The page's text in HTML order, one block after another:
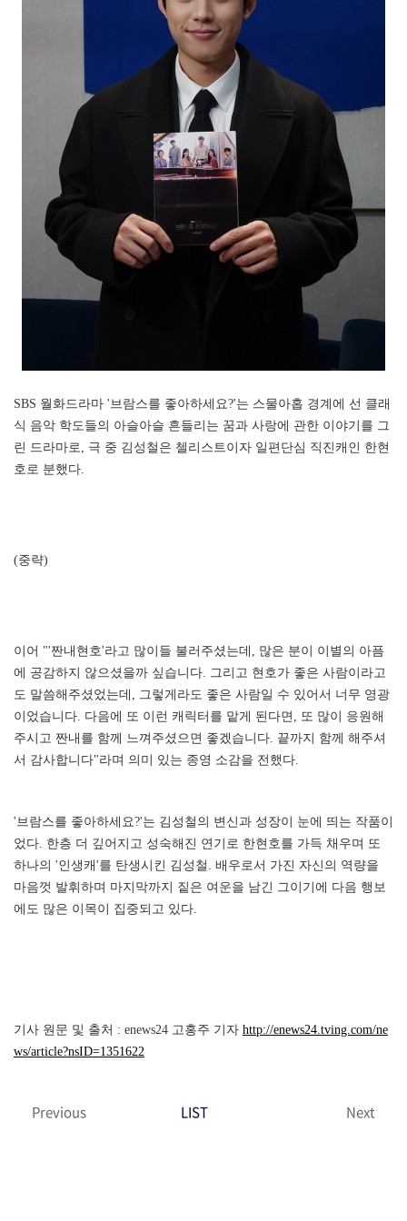
SBS 월화드라마 '브람스를 좋아하세요?'는 스물아홉 경계에 선 클래
식 음악 학도들의 아슬아슬 흔들리는 꿈과 사랑에 관한 이야기를 그
린 드라마로, 극 중 김성철은 첼리스트이자 일편단심 직진캐인 한현
호로 분했다.
(중략)
이어 "'짠내현호'라고 많이들 불러주셨는데, 많은 분이 이별의 아픔
에 공감하지 않으셨을까 싶습니다. 그리고 현호가 좋은 사람이라고
도 말씀해주셨었는데, 그렇게라도 좋은 사람일 수 있어서 너무 영광
이었습니다. 다음에 또 이런 캐릭터를 맡게 된다면, 또 많이 응원해
주시고 짠내를 함께 느껴주셨으면 좋겠습니다. 끝까지 함께 해주셔
서 감사합니다"라며 의미 있는 종영 소감을 전했다.
'브람스를 좋아하세요?'는 김성철의 변신과 성장이 눈에 띄는 작품이
었다. 한층 더 깊어지고 성숙해진 연기로 한현호를 가득 채우며 또
하나의 '인생캐'를 탄생시킨 김성철. 배우로서 가진 자신의 역량을
마음껏 발휘하며 마지막까지 짙은 여운을 남긴 그이기에 다음 행보
에도 많은 이목이 집중되고 있다.
기사 원문 및 출처 : enews24 고홍주 기자 http://enews24.tving.com/ne
ws/article?nsID=1351622
Previous LIST Next